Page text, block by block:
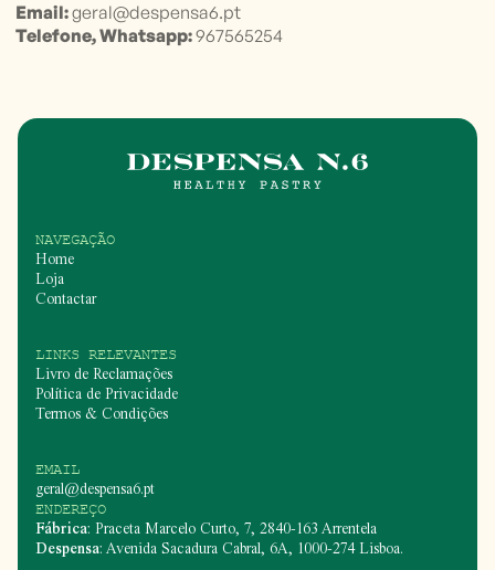
Email:geral@despensa6.pt
Telefone, Whatsapp:967565254
NAVEGAÇÃO
Home
Loja
Contactar
LINKS RELEVANTES
Livro de Reclamações
Política de Privacidade
Termos & Condições
EMAIL
geral@despensa6.pt
ENDEREÇO
Fábrica: Praceta Marcelo Curto, 7, 2840-163 Arrentela
Despensa: Avenida Sacadura Cabral, 6A, 1000-274 Lisboa.